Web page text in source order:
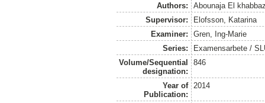
Authors:
Abounaja El
Supervisor:
Elofsson, Katarina
Examiner:
Gren, Ing-Marie
Series:
Examensarbete /
Volume/Sequential
designation:
846
Year of
Publication:
2014